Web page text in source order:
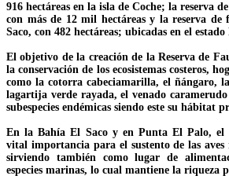
916 hectáreas en la isla de Coche; la reserva
con más de 12 mil hectáreas y la reserva de
Saco, con 482 hectáreas; ubicadas en el
El objetivo de la creación de la Reserva de
la conservación de los ecosistemas costeros,
como la cotorra cabeciamarilla, el ñángaro,
lagartija verde rayada, el venado
subespecies endémicas siendo este su hábitat
En la Bahía El Saco y en Punta El Palo, el
vital importancia para el sustento de las aves
sirviendo también como lugar de
especies marinas, lo cual mantiene la riqueza